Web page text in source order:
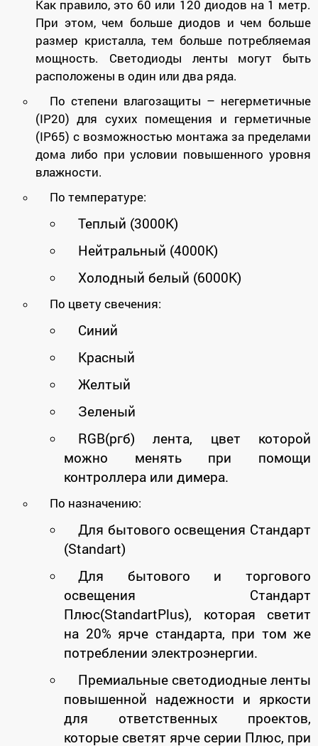
Как правило, это 60 или 120 диодов на 1 метр.
При этом, чем больше диодов и чем больше
размер кристалла, тем больше потребляемая
мощность. Светодиоды ленты могут быть
расположены в один или два ряда.
По степени влагозащиты – негерметичные
(IP20) для сухих помещения и герметичные
(IP65) с возможностью монтажа за пределами
дома либо при условии повышенного уровня
влажности.
По температуре:
Теплый (3000К)
Нейтральный (4000К)
Холодный белый (6000К)
По цвету свечения:
Синий
Красный
Желтый
Зеленый
RGB(ргб) лента, цвет которой
можно менять при помощи
контроллера или димера.
По назначению:
Для бытового освещения Стандарт
(Standart)
Для бытового и торгового
освещения Стандарт
Плюс(StandartPlus), которая светит
на 20% ярче стандарта, при том же
потреблении электроэнергии.
Премиальные светодиодные ленты
повышенной надежности и яркости
для ответственных проектов,
которые светят ярче серии Плюс, при